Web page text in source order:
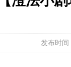
发布时